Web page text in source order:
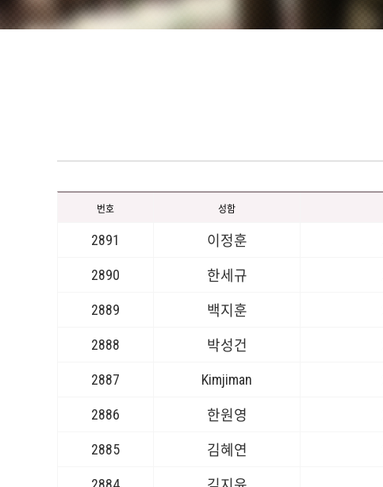
번호 성함
2891 이정훈
2890 한세규
2889 백지훈
2888 박성건
2887 Kimjiman
2886 한원영
2885 김혜연